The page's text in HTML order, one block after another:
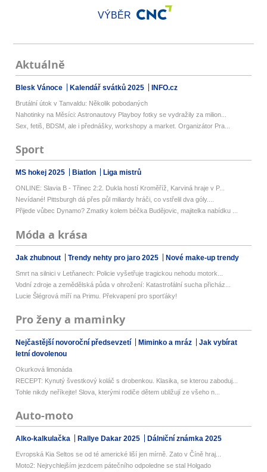
VÝBĚR
Aktuálně
Blesk Vánoce Kalendář svátků 2025 INFO.cz
Brutální útok v Tanvaldu: Několik pobodaných
Nahotinky na Měsíci: Astronautovy Playboy fotky se vydražily za milion...
Sex, fetiš, BDSM, ale i přednášky, workshopy a market. Organizátor Pra...
Sport
MS hokej 2025 Biatlon Liga mistrů
ONLINE: Slavia B - Třinec 2:2. Dukla hostí Kroměříž, Karviná hraje v P...
Nevídané! Pittsburgh dá přes půl miliardy hráči, co vstřelil dva góly....
Přijede vůbec Dynamo? Zmatky kolem béčka Budějovic, majitelka nabídku ...
Móda a krása
Jak zhubnout Trendy nehty pro jaro 2025 Nové make-up trendy
Smrt na silnici v Letňanech: Policie vyšetřuje tragickou nehodu motork...
Vodní zdroje a zemědělská půda v ohrožení: Katastrofální sucha přicház...
Lucie Šlégrová míří na Primu. Překvapení pro sporťáky!
Pro ženy a maminky
Nejčastější novoroční předsevzetí Miminko a mráz
Jak vybírat
letní dovolenou
Okurková limonáda
RECEPT: Kynutý švestkový koláč s drobenkou. Klasika, se kterou zaboduj...
Tohle nikdy neříkejte! Slova, kterými rodiče dětem ubližují ze všeho n...
Auto-moto
Alko-kalkulačka Rallye Dakar 2025 Dálniční známka 2025
Evropská Kia Seltos se od té americké liší jen mírně. Zato v Číně hraj...
Moto2: Nejrychlejším jezdcem pátečního odpoledne se stal Holgado